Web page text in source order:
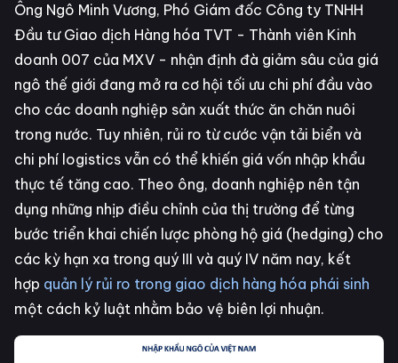
Ông Ngô Minh Vương, Phó Giám đốc Công ty TNHH
Đầu tư Giao dịch Hàng hóa TVT - Thành viên Kinh
doanh 007 của MXV - nhận định đà giảm sâu của giá
ngô thế giới đang mở ra cơ hội tối ưu chi phí đầu vào
cho các doanh nghiệp sản xuất thức ăn chăn nuôi
trong nước. Tuy nhiên, rủi ro từ cước vận tải biển và
chi phí logistics vẫn có thể khiến giá vốn nhập khẩu
thực tế tăng cao. Theo ông, doanh nghiệp nên tận
dụng những nhịp điều chỉnh của thị trường để từng
bước triển khai chiến lược phòng hộ giá (hedging) cho
các kỳ hạn xa trong quý III và quý IV năm nay, kết
hợp quản lý rủi ro trong giao dịch hàng hóa phái sinh
một cách kỷ luật nhằm bảo vệ biên lợi nhuận.